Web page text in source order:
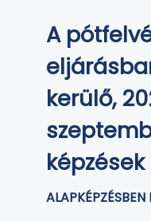
A
kerülő,
képzések